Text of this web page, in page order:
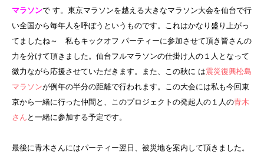
マラソンで す。東京マラソンを越える大きなマラソン大会を仙台で行
い全国から毎年人を呼ぼうというものです。これはかなり盛り上がっ
てましたね～ 私もキックオフ パーティーに参加させて頂き皆さんの
力を分けて頂きました。仙台フルマラソンの仕掛け人の１人となって
微力ながら応援させていただきます。また、この秋に は震災復興松島
マラソンが例年の半分の距離で行われます。この大会には私も今回東
京から一緒に行った仲間と、このプロジェクトの発起人の１人の青木
さん と一緒に参加する予定です。
最後に青木さんにはパーティー翌日、被災地を案内して頂きました。